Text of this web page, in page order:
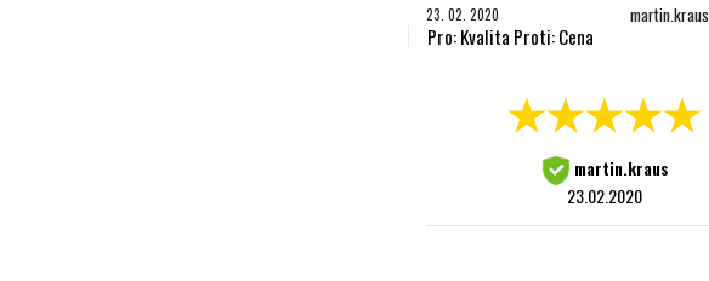
23. 02. 2020 martin.kraus
Pro: Kvalita Proti: Cena
martin.kraus
23.02.2020